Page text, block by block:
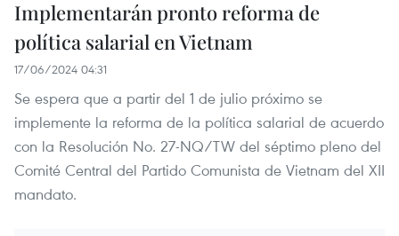
Implementarán pronto reforma de
política salarial en Vietnam
17/06/2024 04:31
Se espera que a partir del 1 de julio próximo se
implemente la reforma de la política salarial de acuerdo
con la Resolución No. 27-NQ/TW del séptimo pleno del
Comité Central del Partido Comunista de Vietnam del XII
mandato.